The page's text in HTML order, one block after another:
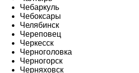
Чебаркуль
Чебоксары
Челябинск
Череповец
Черкесск
Черноголовка
Черногорск
Черняховск